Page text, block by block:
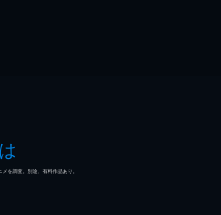
を調査。別途、有料作品あり。